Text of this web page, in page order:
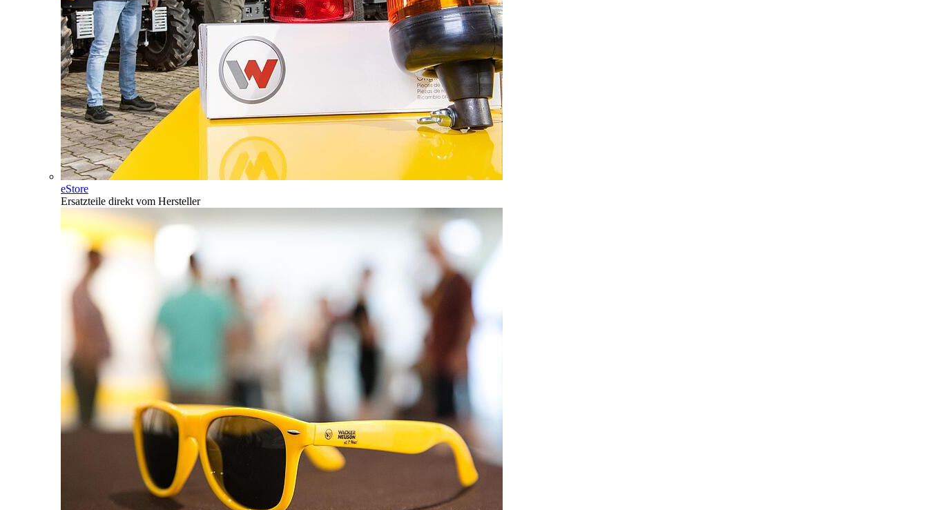
eStore
Ersatzteile direkt vom Hersteller